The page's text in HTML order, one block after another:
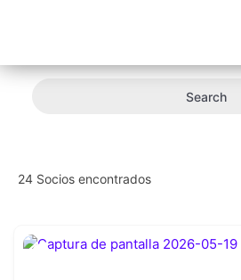
Search
24 Socios encontrados